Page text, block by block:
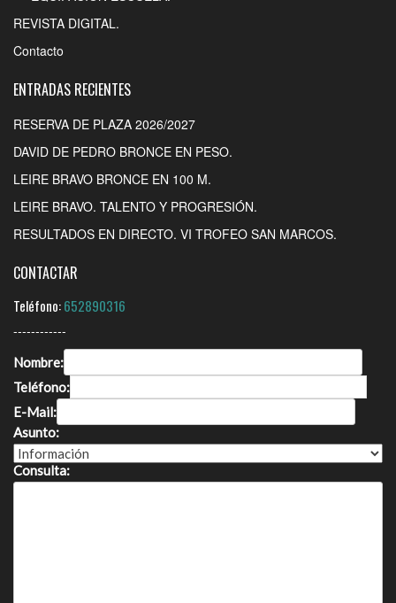
REVISTA DIGITAL.
Contacto
ENTRADAS RECIENTES
RESERVA DE PLAZA 2026/2027
DAVID DE PEDRO BRONCE EN PESO.
LEIRE BRAVO BRONCE EN 100 M.
LEIRE BRAVO. TALENTO Y PROGRESIÓN.
RESULTADOS EN DIRECTO. VI TROFEO SAN MARCOS.
CONTACTAR
Teléfono:652890316
------------
Nombre:
Teléfono:
E-Mail:
Asunto:
Consulta: